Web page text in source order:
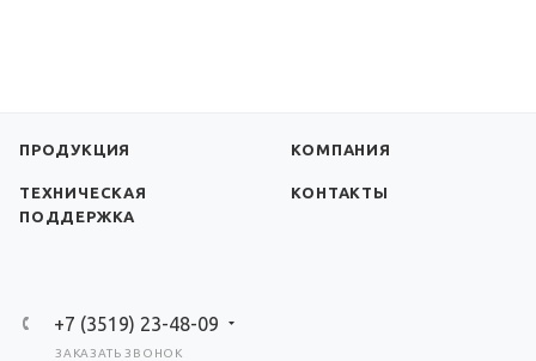
ПРОДУКЦИЯ КОМПАНИЯ
ТЕХНИЧЕСКАЯ
ПОДДЕРЖКА
КОНТАКТЫ
+7 (3519) 23-48-09
ЗАКАЗАТЬ ЗВОНОК